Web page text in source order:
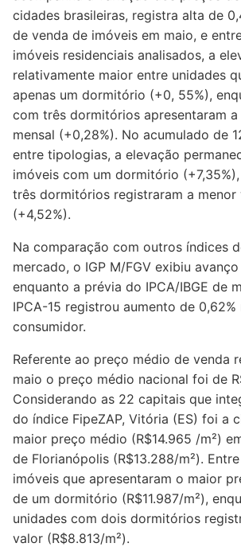
cidades brasileiras, registra alta de
de venda de imóveis em maio, e
imóveis residenciais analisados, a
relativamente maior entre unidades
apenas um dormitório (+0, 55%),
com três dormitórios apresentaram
mensal (+0,28%). No acumulado de
entre tipologias, a elevação
imóveis com um dormitório
três dormitórios registraram a menor
(+4,52%).
Na comparação com outros índices
mercado, o IGP M/FGV exibiu
enquanto a prévia do IPCA/IBGE de
IPCA-15 registrou aumento de
consumidor.
Referente ao preço médio de venda
maio o preço médio nacional foi de
Considerando as 22 capitais que
do índice FipeZAP, Vitória (ES) foi a
maior preço médio (R$14.965 /m²)
de Florianópolis (R$13.288/m²).
imóveis que apresentaram o maior
de um dormitório (R$11.987/m²),
unidades com dois dormitórios
valor (R$8.813/m²).